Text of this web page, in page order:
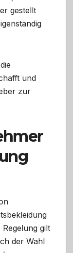
gestellt
und
zur
gilt
der Wahl